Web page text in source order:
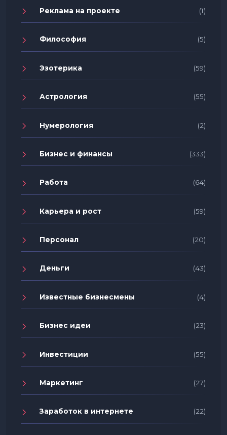
Реклама на проекте (1)
Философия (5)
Эзотерика (59)
Астрология (55)
Нумерология (2)
Бизнес и финансы (333)
Работа (64)
Карьера и рост (59)
Персонал (20)
Деньги (43)
Известные бизнесмены (4)
Бизнес идеи (23)
Инвестиции (55)
Маркетинг (27)
Заработок в интернете (22)